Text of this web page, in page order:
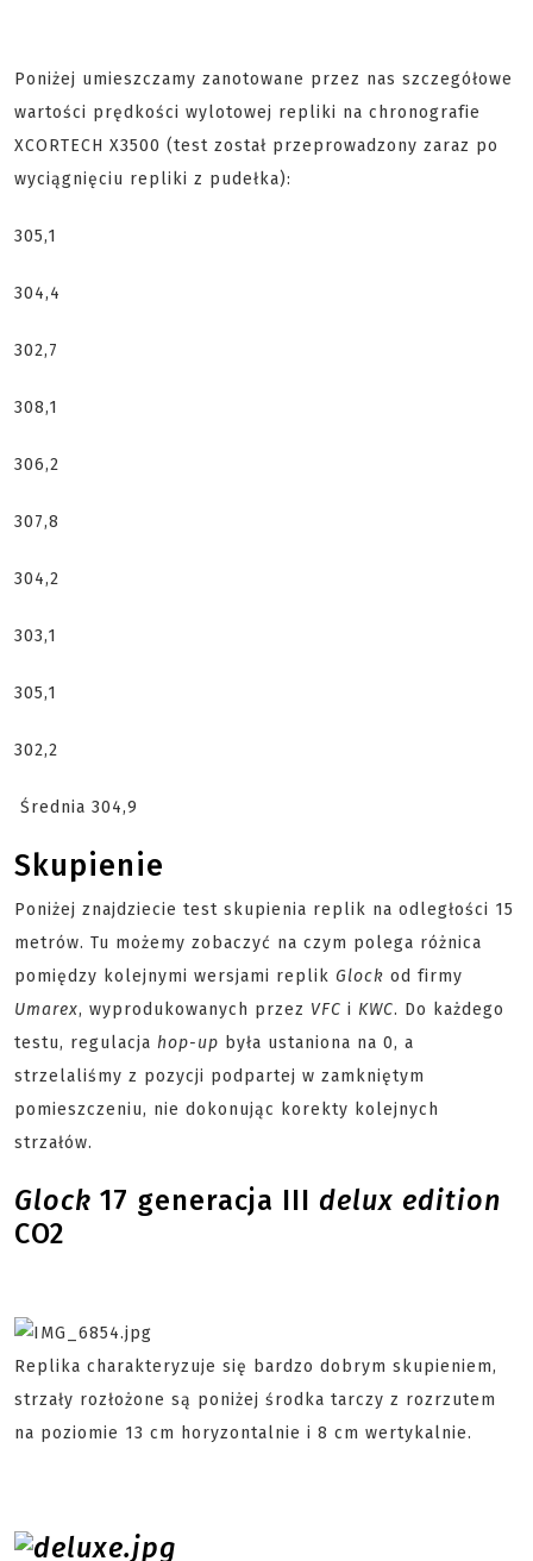
Poniżej umieszczamy zanotowane przez nas szczegółowe
wartości prędkości wylotowej repliki na chronografie
XCORTECH X3500 (test został przeprowadzony zaraz po
wyciągnięciu repliki z pudełka):
305,1
304,4
302,7
308,1
306,2
307,8
304,2
303,1
305,1
302,2
Średnia 304,9
Skupienie
Poniżej znajdziecie test skupienia replik na odległości 15
metrów. Tu możemy zobaczyć na czym polega różnica
pomiędzy kolejnymi wersjami replik Glock od firmy
Umarex, wyprodukowanych przez VFC i KWC. Do każdego
testu, regulacja hop-up była ustaniona na 0, a
strzelaliśmy z pozycji podpartej w zamkniętym
pomieszczeniu, nie dokonując korekty kolejnych
strzałów.
Glock 17 generacja III delux edition
CO2
Replika charakteryzuje się bardzo dobrym skupieniem,
strzały rozłożone są poniżej środka tarczy z rozrzutem
na poziomie 13 cm horyzontalnie i 8 cm wertykalnie.